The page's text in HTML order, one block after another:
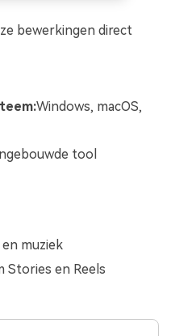
bewerkingen direct
Windows, macOS,
tool
muziek
Stories en Reels